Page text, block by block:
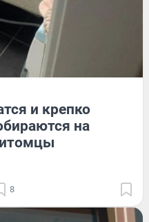
и крепко
на
8